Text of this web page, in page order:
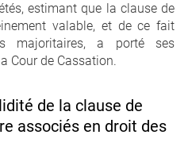
estimant que la clause de
valable, et de ce fait
majoritaires, a porté ses
Cour de Cassation.
de la clause de
associés en droit des